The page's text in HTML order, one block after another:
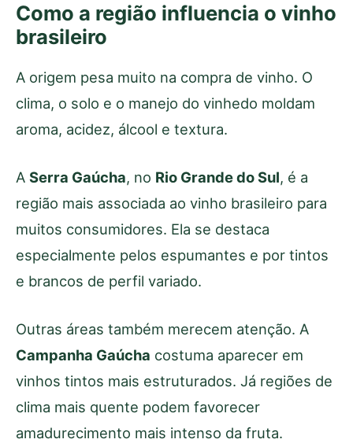
Como a região influencia o vinho
brasileiro
A origem pesa muito na compra de vinho. O
clima, o solo e o manejo do vinhedo moldam
aroma, acidez, álcool e textura.
A Serra Gaúcha, no Rio Grande do Sul, é a
região mais associada ao vinho brasileiro para
muitos consumidores. Ela se destaca
especialmente pelos espumantes e por tintos
e brancos de perfil variado.
Outras áreas também merecem atenção. A
Campanha Gaúcha costuma aparecer em
vinhos tintos mais estruturados. Já regiões de
clima mais quente podem favorecer
amadurecimento mais intenso da fruta.